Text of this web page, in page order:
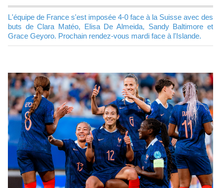
L'équipe de France s'est imposée 4-0 face à la Suisse avec des
buts de Clara Matéo, Elisa De Almeida, Sandy Baltimore et
Grace Geyoro. Prochain rendez-vous mardi face à l'Islande.